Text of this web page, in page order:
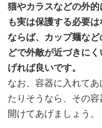
猫やカラスなどの外
も実は保護する必要
ならば、カップ麺な
どで外敵が近づきに
げれば良いです。
なお、容器に入れて
たりそうなら、その
開けてあげましょう。